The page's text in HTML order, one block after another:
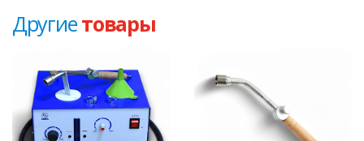
Другиетовары